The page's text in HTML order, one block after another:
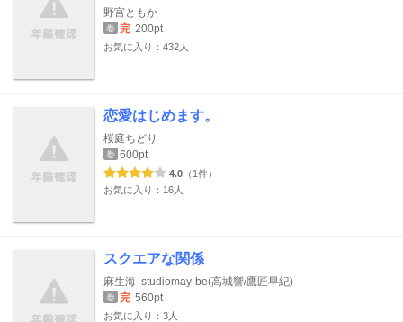
野宮ともか
巻 完 200pt
お気に入り：432人
恋愛はじめます。
桜庭ちどり
巻 600pt
4.0 （1件）
お気に入り：16人
スクエアな関係
麻生海 studiomay-be(高城響/鷹匠早紀)
巻 完 560pt
お気に入り：3人